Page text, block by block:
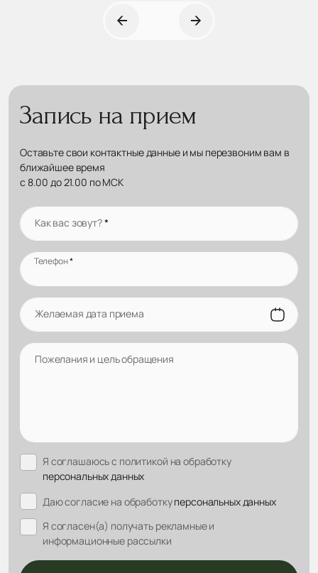
Запись на прием
Оставьте свои контактные данные и мы перезвоним вам в
ближайшее время
с 8.00 до 21.00 по МСК
Как вас зовут?*
Телефон*
Желаемая дата приема
Пожелания и цель обращения
Я соглашаюсь с политикой на обработку
персональных данных
Даю согласие на обработкуперсональных данных
Я согласен(а) получать рекламные и
информационные рассылки